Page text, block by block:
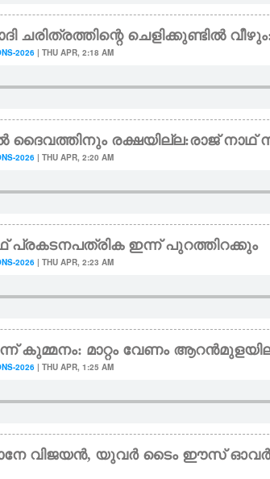
ചരിത്രത്തിന്റെ ചെളിക്കുണ്ടിൽ
2026| THU APR, 2:18 AM
ദൈവത്തിനും രക്ഷയില്ല:രാജ് നാഥ്
2026| THU APR, 2:20 AM
ഇന്ന് പുറത്തിറക്കും
2026| THU APR, 2:23 AM
കുമ്മനം: മാറ്റം വേണം
2026| THU APR, 1:25 AM
വിജയൻ,​ യുവർ ടൈം ഈസ്